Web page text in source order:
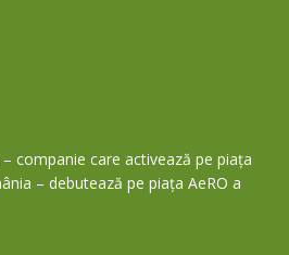
companie care activează pe piața
– debutează pe piața AeRO a